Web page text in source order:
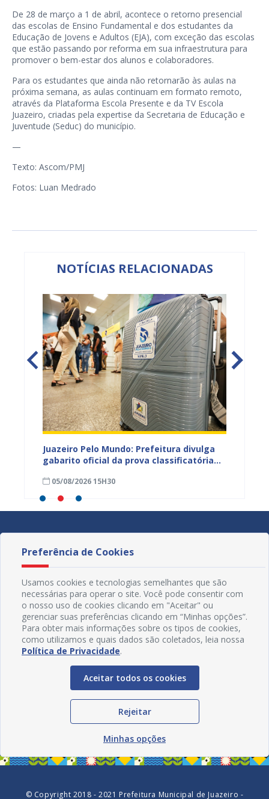
De 28 de março a 1 de abril, acontece o retorno presencial
das escolas de Ensino Fundamental e dos estudantes da
Educação de Jovens e Adultos (EJA), com exceção das escolas
que estão passando por reforma em sua infraestrutura para
promover o bem-estar dos alunos e colaboradores.
Para os estudantes que ainda não retornarão às aulas na
próxima semana, as aulas continuam em formato remoto,
através da Plataforma Escola Presente e da TV Escola
Juazeiro, criadas pela expertise da Secretaria de Educação e
Juventude (Seduc) do município.
—
Texto: Ascom/PMJ
Fotos: Luan Medrado
NOTÍCIAS RELACIONADAS
Juazeiro Pelo Mundo: Prefeitura divulga
gabarito oficial da prova classificatória
05/08/2026 15H30
© Copyright 2018 - 2021 Prefeitura Municipal de Juazeiro -
Preferência de Cookies
Usamos cookies e tecnologias semelhantes que são
necessárias para operar o site. Você pode consentir com
o nosso uso de cookies clicando em "Aceitar" ou
gerenciar suas preferências clicando em “Minhas opções”.
Para obter mais informações sobre os tipos de cookies,
como utilizamos e quais dados são coletados, leia nossa
Política de Privacidade.
Aceitar todos os cookies
Rejeitar
Minhas opções